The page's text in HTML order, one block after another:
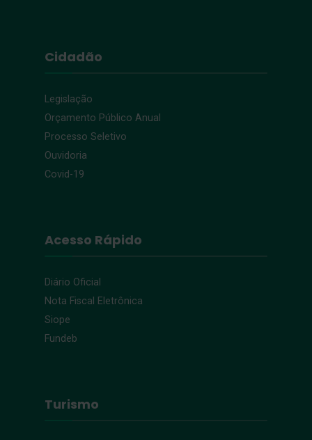
Cidadão
Legislação
Orçamento Público Anual
Processo Seletivo
Ouvidoria
Covid-19
Acesso Rápido
Diário Oficial
Nota Fiscal Eletrônica
Siope
Fundeb
Turismo